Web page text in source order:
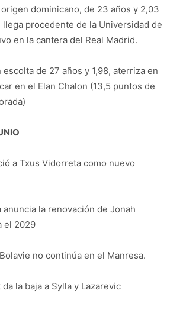
dominicano, de 23 años y 2,03
procedente de la Universidad de
en la cantera del Real Madrid.
de 27 años y 1,98, aterriza en
en el Elan Chalon (13,5 puntos de
a Txus Vidorreta como nuevo
anuncia la renovación de Jonah
el 2029
no continúa en el Manresa.
la baja a Sylla y Lazarevic